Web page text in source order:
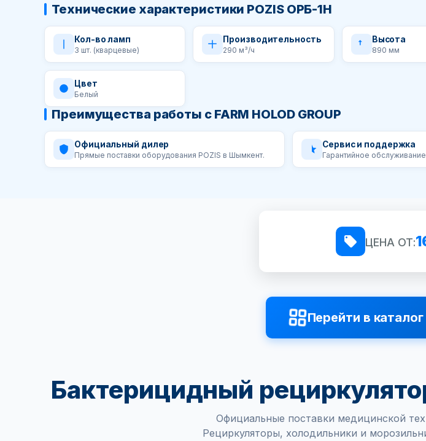
Технические характеристики POZIS ОРБ-1Н
Кол-во ламп
3 шт. (кварцевые)
Производительность
290 м³/ч
Высота
890 мм
Цвет
Белый
Преимущества работы с FARM HOLOD GROUP
Официальный дилер
Прямые поставки оборудования POZIS в Шымкент.
Сервис и поддержка
Гарантийное
ЦЕНА ОТ:
Перейти в
Бактерицидный
Официальные поставки медицинской
Рециркуляторы, холодильники и